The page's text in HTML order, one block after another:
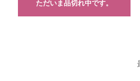
ただいま品切れ中です。